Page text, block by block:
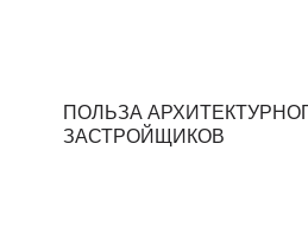
ПОЛЬЗА
ЗАСТРОЙЩИКОВ